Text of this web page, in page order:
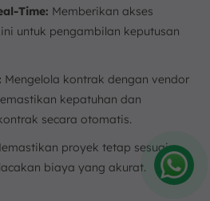
Time: Memberikan akses
untuk pengambilan keputusan
Mengelola kontrak dengan vendor
kepatuhan dan
secara otomatis.
proyek tetap sesuai
biaya yang akurat.